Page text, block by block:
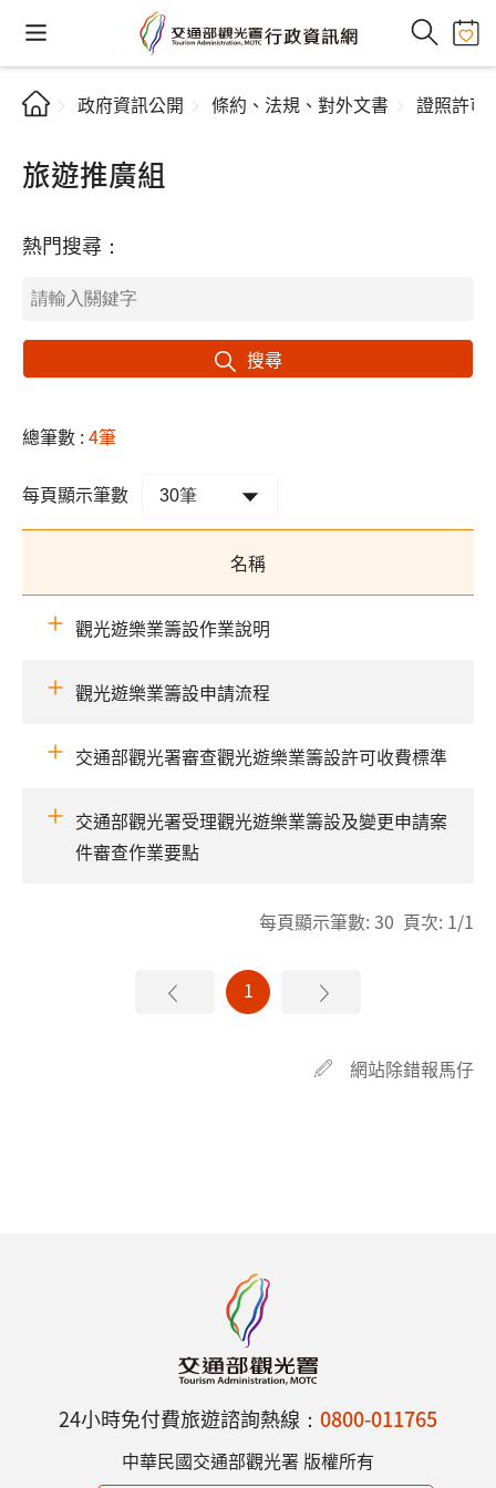
政府資訊公開 條約、法規、對外文書 證照許可
旅遊推廣組
熱門搜尋：
搜尋
總筆數 :4筆
每頁顯示筆數
名稱
觀光遊樂業籌設作業說明
觀光遊樂業籌設申請流程
交通部觀光署審查觀光遊樂業籌設許可收費標準
交通部觀光署受理觀光遊樂業籌設及變更申請案
件審查作業要點
每頁顯示筆數: 30 頁次: 1/1
1
網站除錯報馬仔
24小時免付費旅遊諮詢熱線： 0800-011765
中華民國交通部觀光署 版權所有